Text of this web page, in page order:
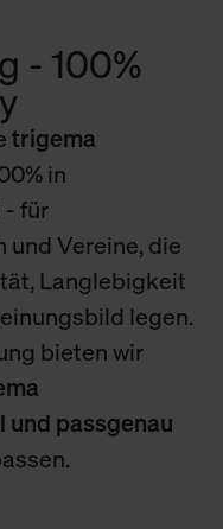
- 100%
trigema
in
für
Vereine, die
Langlebigkeit
legen.
bieten wir
passgenau